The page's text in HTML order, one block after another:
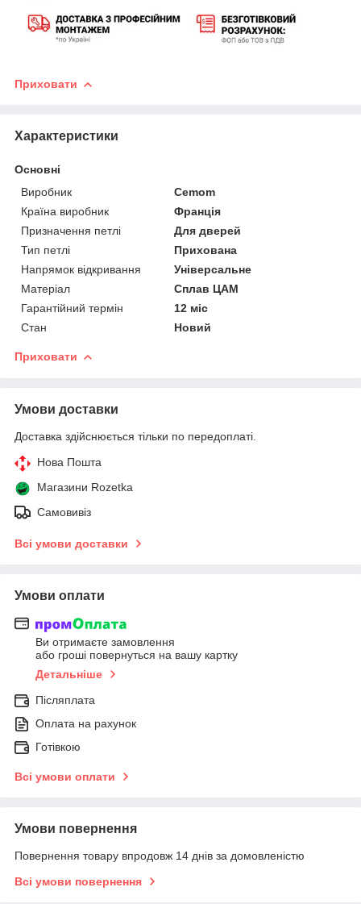
Приховати
Характеристики
Основні
Виробник
Cemom
Країна виробник
Франція
Призначення петлі
Для дверей
Тип петлі
Прихована
Напрямок відкривання
Універсальне
Матеріал
Сплав ЦАМ
Гарантійний термін
12 міс
Стан
Новий
Приховати
Умови доставки
Доставка здійснюється тільки по передоплаті.
Нова Пошта
Магазини Rozetka
Самовивіз
Всі умови доставки
Умови оплати
Ви отримаєте замовлення
або гроші повернуться на вашу картку
Детальніше
Післяплата
Оплата на рахунок
Готівкою
Всі умови оплати
Умови повернення
Повернення товару впродовж 14 днів за домовленістю
Всі умови повернення